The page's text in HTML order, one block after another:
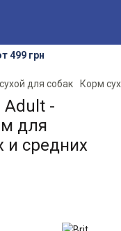
499 грн
для собак Корм
Adult -
для
и средних